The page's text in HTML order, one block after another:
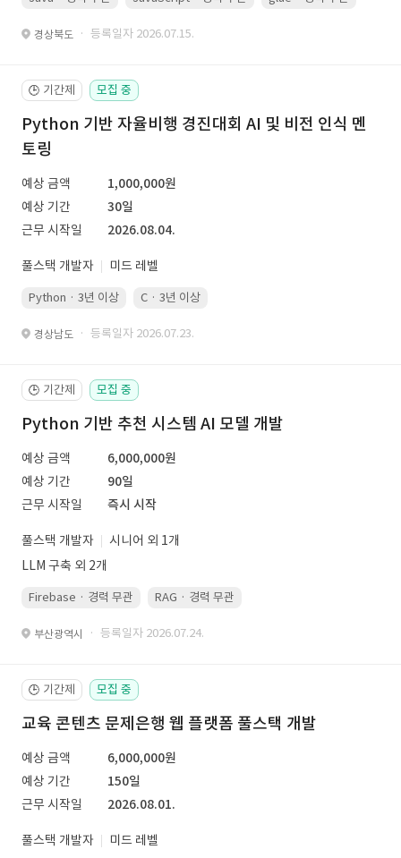
경상북도 · 등록일자 2026.07.15.
🕒 기간제 모집 중
Python 기반 자율비행 경진대회 AI 및 비전 인식 멘
토링
예상 금액
1,000,000원
예상 기간
30일
근무 시작일
2026.08.04.
풀스택 개발자 미드 레벨
Python · 3년 이상 C · 3년 이상
경상남도 · 등록일자 2026.07.23.
🕒 기간제 모집 중
Python 기반 추천 시스템 AI 모델 개발
예상 금액
6,000,000원
예상 기간
90일
근무 시작일
즉시 시작
풀스택 개발자
시니어 외 1개
LLM 구축 외 2개
Firebase · 경력 무관 RAG · 경력 무관
부산광역시 · 등록일자 2026.07.24.
🕒 기간제 모집 중
교육 콘텐츠 문제은행 웹 플랫폼 풀스택 개발
예상 금액
6,000,000원
예상 기간
150일
근무 시작일
2026.08.01.
풀스택 개발자 미드 레벨